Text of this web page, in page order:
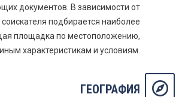
документов. В зависимости от
подбирается наиболее
площадка по местоположению,
характеристикам и условиям.
ГЕОГРАФИЯ